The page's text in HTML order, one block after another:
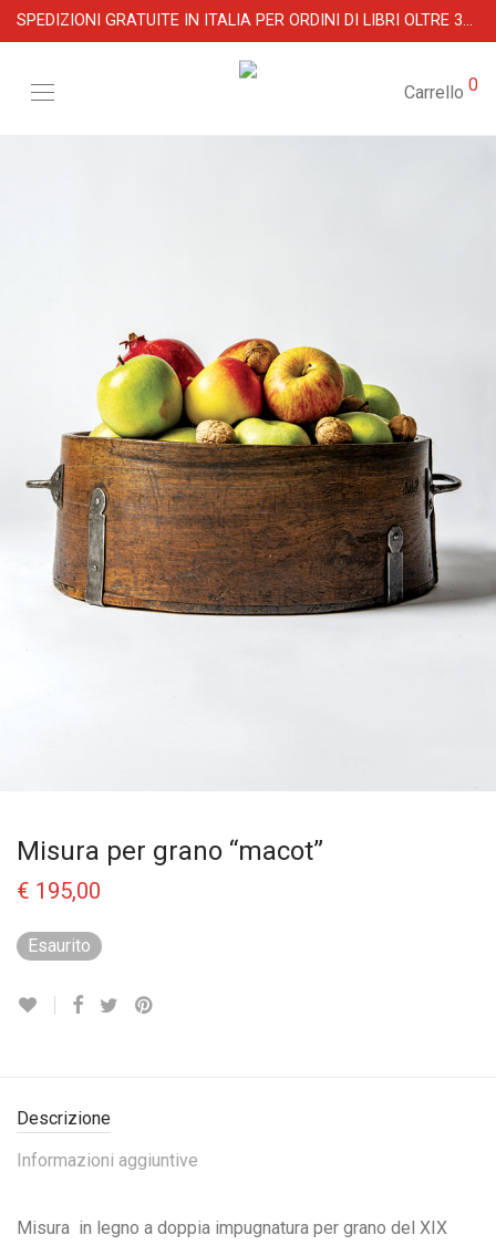
SPEDIZIONI GRATUITE IN ITALIA PER ORDINI DI LIBRI OLTRE 39 €
Carrello 0
Misura per grano “macot”
€ 195,00
Esaurito
Descrizione
Informazioni aggiuntive
Misura in legno a doppia impugnatura per grano del XIX